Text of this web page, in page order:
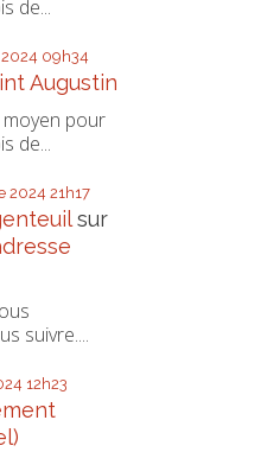
de...
09h34
Augustin
moyen pour
de...
2024 21h17
sur
suivre....
12h23